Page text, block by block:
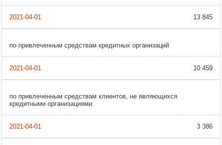
13 845
по привлеченным средствам кредитных организаций
10 459
по привлеченным средствам клиентов, не являющихся
кредитными организациями
3 386